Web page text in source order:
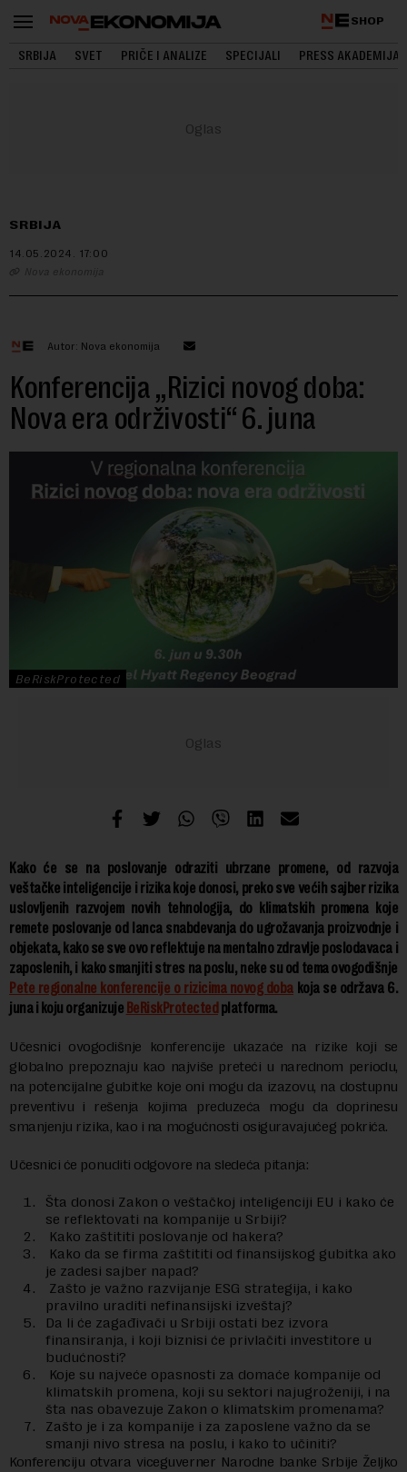
SHOP
SRBIJA SVET PRIČE I ANALIZE SPECIJALI PRESS AKADEMIJA
SRBIJA
14.05.2024. 17:00
Nova ekonomija
Autor: Nova ekonomija
Konferencija „Rizici novog doba:
Nova era održivosti“ 6. juna
BeRiskProtected
Kako će se na poslovanje odraziti ubrzane promene, od razvoja
veštačke inteligencije i rizika koje donosi, preko sve većih sajber rizika
uslovljenih razvojem novih tehnologija, do klimatskih promena koje
remete poslovanje od lanca snabdevanja do ugrožavanja proizvodnje i
objekata, kako se sve ovo reflektuje na mentalno zdravlje poslodavaca i
zaposlenih, i kako smanjiti stres na poslu, neke su od tema ovogodišnje
Pete regionalne konferencije o rizicima novog dobakoja se održava 6.
juna i koju organizuje BeRiskProtected platforma.
Učesnici ovogodišnje konferencije ukazaće na rizike koji se
globalno prepoznaju kao najviše preteći u narednom periodu,
na potencijalne gubitke koje oni mogu da izazovu, na dostupnu
preventivu i rešenja kojima preduzeća mogu da doprinesu
smanjenju rizika, kao i na mogućnosti osiguravajućeg pokrića.
Učesnici će ponuditi odgovore na sledeća pitanja:
Šta donosi Zakon o veštačkoj inteligenciji EU i kako će
se reflektovati na kompanije u Srbiji?
Kako zaštititi poslovanje od hakera?
Kako da se firma zaštititi od finansijskog gubitka ako
je zadesi sajber napad?
Zašto je važno razvijanje ESG strategija, i kako
pravilno uraditi nefinansijski izveštaj?
Da li će zagađivači u Srbiji ostati bez izvora
finansiranja, i koji biznisi će privlačiti investitore u
budućnosti?
Koje su najveće opasnosti za domaće kompanije od
klimatskih promena, koji su sektori najugroženiji, i na
šta nas obavezuje Zakon o klimatskim promenama?
Zašto je i za kompanije i za zaposlene važno da se
smanji nivo stresa na poslu, i kako to učiniti?
Konferenciju otvara viceguverner Narodne banke Srbije Željko